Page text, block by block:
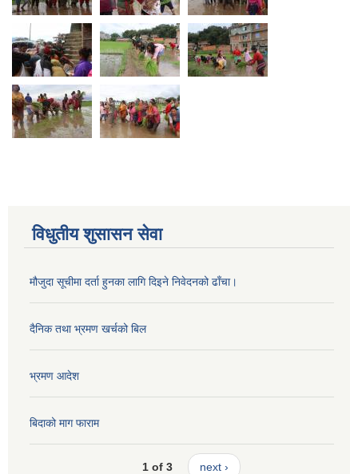
विधुतीय शुसासन सेवा
मौजुदा सूचीमा दर्ता हुनका लागि दिइने निवेदनको ढाँचा।
दैनिक तथा भ्रमण खर्चको बिल
भ्रमण आदेश
बिदाको माग फाराम
1 of 3 next ›